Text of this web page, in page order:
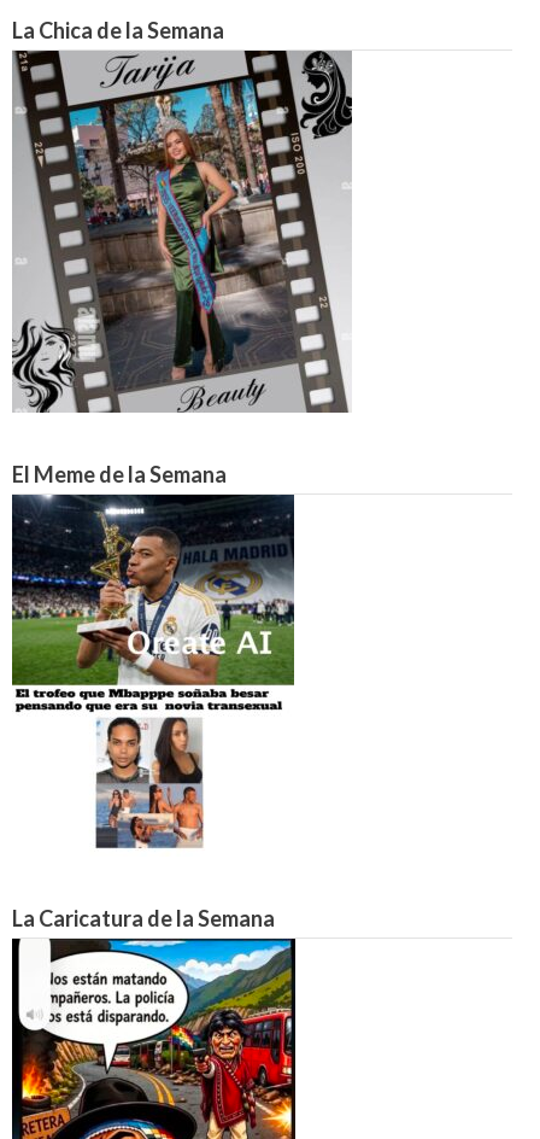
La Chica de la Semana
El Meme de la Semana
La Caricatura de la Semana